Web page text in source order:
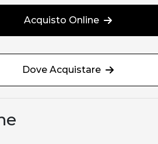
Acquisto Online
Dove Acquistare